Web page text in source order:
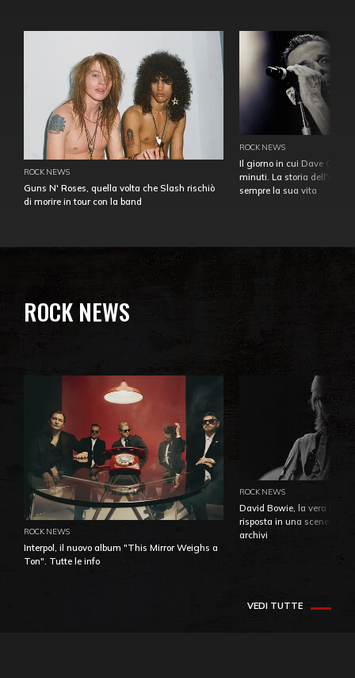
ROCK NEWS
Guns N' Roses, quella volta che Slash rischiò
di morire in tour con la band
ROCK NEWS
Il giorno in cui Dave
minuti. La storia
sempre la sua vita
ROCK NEWS
ROCK NEWS
Interpol, il nuovo album "This Mirror Weighs a
Ton". Tutte le info
ROCK NEWS
David Bowie, la vera
risposta in una
archivi
VEDI TUTTE